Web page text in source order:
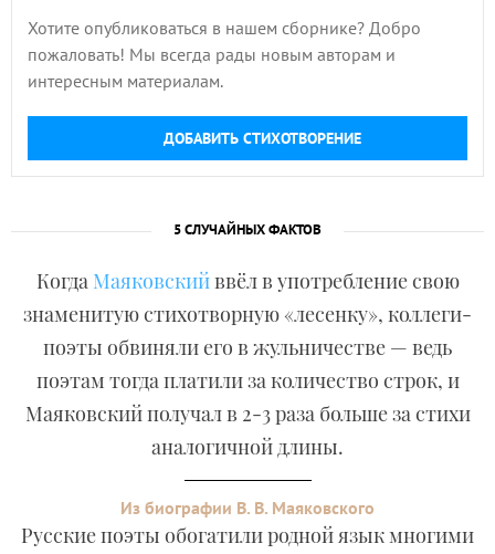
Хотите опубликоваться в нашем сборнике? Добро
пожаловать! Мы всегда рады новым авторам и
интересным материалам.
ДОБАВИТЬ СТИХОТВОРЕНИЕ
5 СЛУЧАЙНЫХ ФАКТОВ
Когда Маяковскийввёл в употребление свою
знаменитую стихотворную «лесенку», коллеги-
поэты обвиняли его в жульничестве — ведь
поэтам тогда платили за количество строк, и
Маяковский получал в 2-3 раза больше за стихи
аналогичной длины.
Из биографии В. В. Маяковского
Русские поэты обогатили родной язык многими